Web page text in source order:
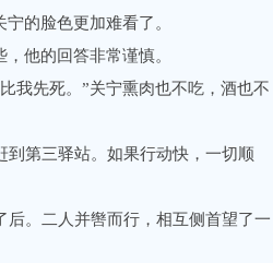
的脸色更加难看了。
他的回答非常谨慎。
先死。”关宁熏肉也不吃，酒也不
第三驿站。如果行动快，一切顺
。二人并辔而行，相互侧首望了一